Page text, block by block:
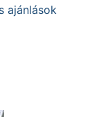
ajánlások